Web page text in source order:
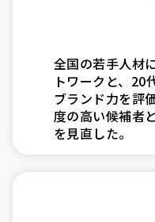
全国の若手人材
トワークと、20
ブランド力を評
度の高い候補者
を見直した。